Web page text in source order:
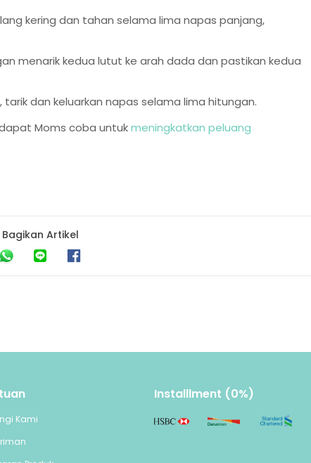
kering dan tahan selama lima napas panjang,
menarik kedua lutut ke arah dada dan pastikan kedua
dan keluarkan napas selama lima hitungan.
Moms coba untukmeningkatkan peluang
Bagikan Artikel
Kami
Installlment (0%)